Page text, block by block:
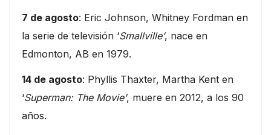
7 de agosto: Eric Johnson, Whitney Fordman en
la serie de televisión ‘Smallville’, nace en
Edmonton, AB en 1979.
14 de agosto: Phyllis Thaxter, Martha Kent en
‘Superman: The Movie’, muere en 2012, a los 90
años.